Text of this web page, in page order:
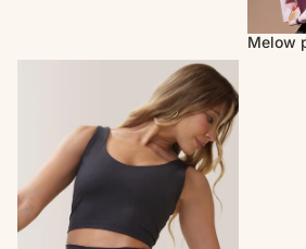
Melow